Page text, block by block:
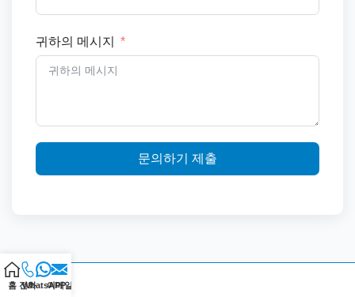
귀하의 메시지
문의하기 제출
홈 전화
WhatsAPP
이메일